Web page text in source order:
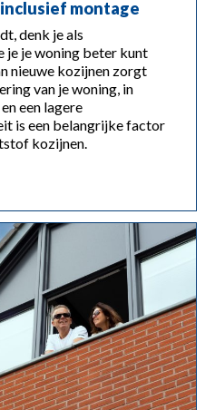
montage
denk je als
je je woning beter kunt
nieuwe kozijnen zorgt
van je woning, in
een lagere
is een belangrijke factor
kozijnen.